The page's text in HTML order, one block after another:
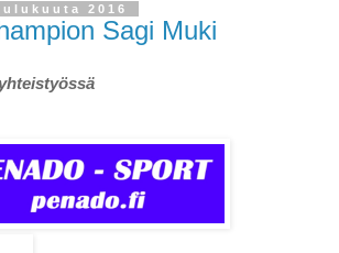
2016
Sagi Muki